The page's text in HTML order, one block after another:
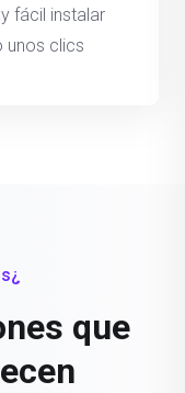
fácil instalar
clics.
¿Por qué elegirnos?
que